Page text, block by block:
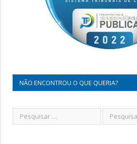
NÃO ENCONTROU O QUE QUERIA?